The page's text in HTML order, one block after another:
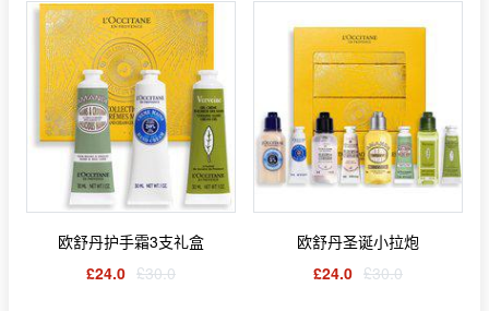
欧舒丹护手霜3支礼盒
£24.0 £30.0
欧舒丹圣诞小拉炮
£24.0 £30.0